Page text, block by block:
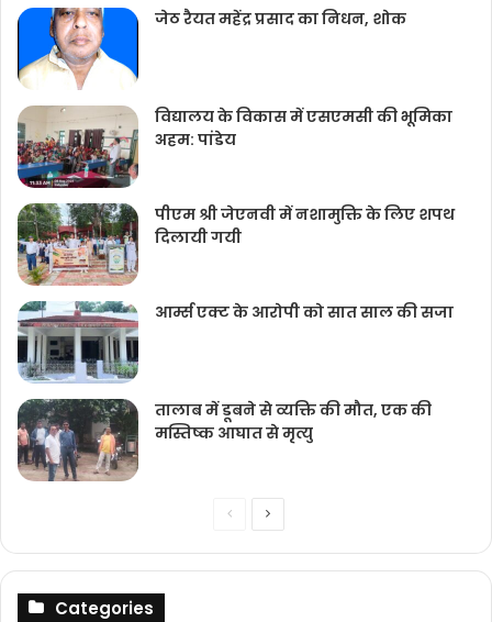
जेठ रैयत महेंद्र प्रसाद का निधन, शोक
विद्यालय के विकास में एसएमसी की भूमिका
अहम: पांडेय
पीएम श्री जेएनवी में नशामुक्ति के लिए शपथ
दिलायी गयी
आर्म्स एक्ट के आरोपी को सात साल की सजा
तालाब में डूबने से व्यक्ति की मौत, एक की
मस्तिष्क आघात से मृत्यु
PreviousNext
Categories